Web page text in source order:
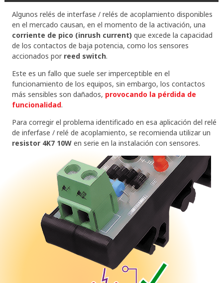
Algunos relés de interfase / relés de acoplamiento disponibles
en el mercado causan, en el momento de la activación, una
corriente de pico (inrush current) que excede la capacidad
de los contactos de baja potencia, como los sensores
accionados por reed switch.
Este es un fallo que suele ser imperceptible en el
funcionamiento de los equipos, sin embargo, los contactos
más sensibles son dañados, provocando la pérdida de
funcionalidad.
Para corregir el problema identificado en esa aplicación del relé
de inferfase / relé de acoplamiento, se recomienda utilizar un
resistor 4K7 10Wen serie en la instalación con sensores.